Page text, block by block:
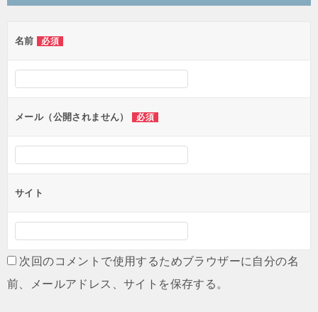
名前 必須
メール（公開されません） 必須
サイト
次回のコメントで使用するためブラウザーに自分の名
前、メールアドレス、サイトを保存する。